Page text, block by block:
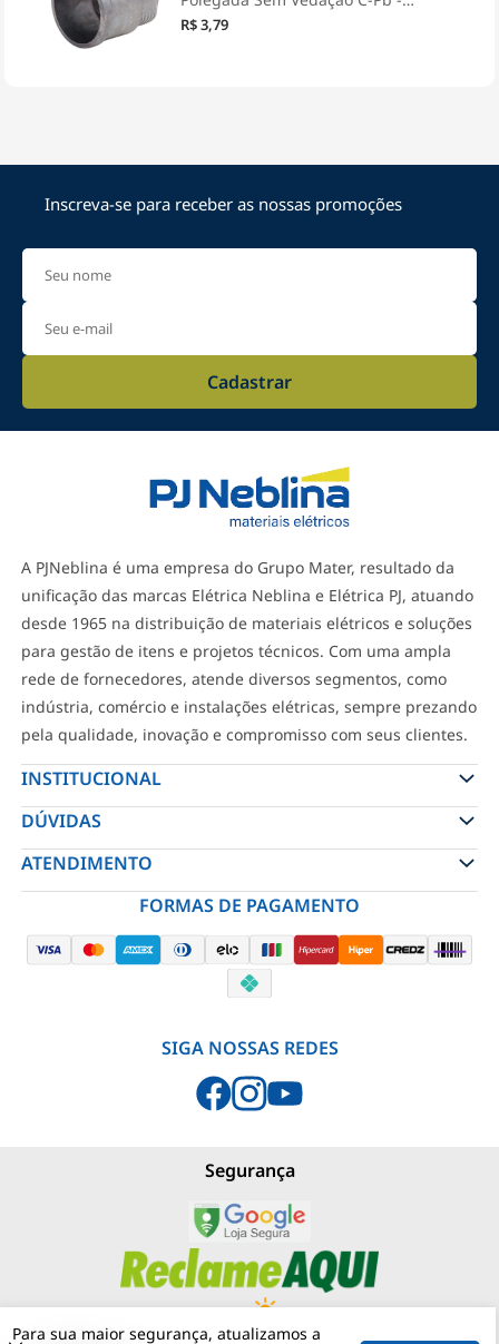
Para sua maior segurança, atualizamos a
Wetzel
R$ 3,79
Arruela Alumínio1 Polegada Para
R$ 3,39
- +
R$ 2,79
Unidut Reto Interna 3/4 Polegada
R$ 9,90
Arruela Alumínio 1/2 Para
Eletroduto Com Rosca BSP - Wetzel
- +
Box Reto Alumínio 1 Polegada Bsp -
Wetzel
R$ 8,69
ADICIONAR
Conector Elétrico Emenda Fêmea
Laranja/Transparente 2 Polos 4Mm
Com Alavanca 221-2411 - Wago
ADICIONAR
Inscreva-se para receber as nossas promoções
Cadastrar
A PJNeblina é uma empresa do Grupo Mater, resultado da
unificação das marcas Elétrica Neblina e Elétrica PJ, atuando
desde 1965 na distribuição de materiais elétricos e soluções
para gestão de itens e projetos técnicos. Com uma ampla
rede de fornecedores, atende diversos segmentos, como
indústria, comércio e instalações elétricas, sempre prezando
pela qualidade, inovação e compromisso com seus clientes.
INSTITUCIONAL
DÚVIDAS
ATENDIMENTO
FORMAS DE PAGAMENTO
SIGA NOSSAS REDES
Segurança